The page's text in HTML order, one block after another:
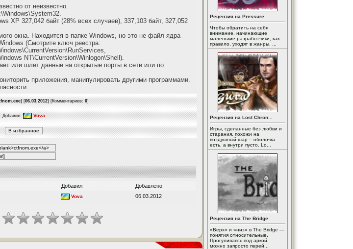
от неизвестно.
XP 327,042 байт (28% всех случаев), 337,103 байт, 327,052
окна. Находится в папке Windows, но это не файл ядра
(Смотрите ключ реестра:
NT\CurrentVersion\Winlogon\Shell).
или шлет данные на открытые порты в сети или по
приложения, манипулировать другими программами.
] [06.03.2012] [Комментариев: 0]
Добавил: Vova
Добавил
Добавлено
Vova 06.03.2012
Рецензия на Pressure
Чтобы обратить на себя
внимание, начинающие
маленькие разработчики, как
правило, уходят в жанры, ...
Рецензия на Lost Chron...
Игры, сделанные без любви и
старания, похожи на
воздушный шар – оболочка
есть, а внутри пусто. Lo...
Рецензия на The Bridge
«Верх» и «низ» в The Bridge —
понятия относительные.
Прогуливаясь под аркой,
можно запросто перей...